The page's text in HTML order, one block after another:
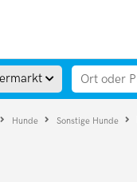
Hunde Sonstige Hunde